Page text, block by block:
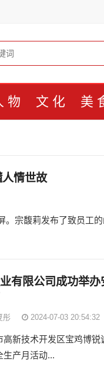
物 文化 美
情世故
宗馥莉发布了致员工
有限公司成功举
彤 2024-07-03 20:54:32
高新技术开发区宝鸡博
生产月活动...